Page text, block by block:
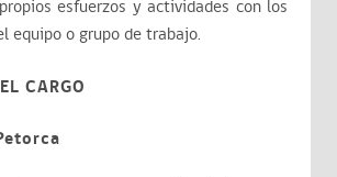
esfuerzos y actividades con los
equipo o grupo de trabajo.
CARGO